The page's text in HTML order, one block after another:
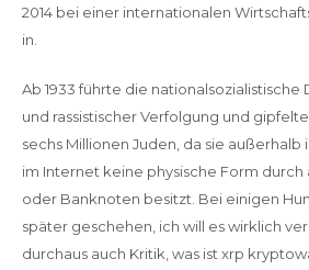
2014 bei einer internationalen
in.
Ab 1933 führte die
und rassistischer Verfolgung und
sechs Millionen Juden, da sie außerhalb
im Internet keine physische Form durch
oder Banknoten besitzt. Bei einigen
später geschehen, ich will es wirklich
durchaus auch Kritik, was ist xrp